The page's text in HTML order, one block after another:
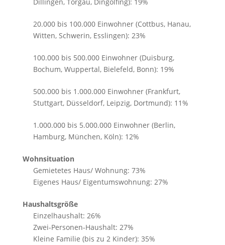
Dillingen, Torgau, Dingolfing): 19%
20.000 bis 100.000 Einwohner (Cottbus, Hanau,
Witten, Schwerin, Esslingen): 23%
100.000 bis 500.000 Einwohner (Duisburg,
Bochum, Wuppertal, Bielefeld, Bonn): 19%
500.000 bis 1.000.000 Einwohner (Frankfurt,
Stuttgart, Düsseldorf, Leipzig, Dortmund): 11%
1.000.000 bis 5.000.000 Einwohner (Berlin,
Hamburg, München, Köln): 12%
Wohnsituation
Gemietetes Haus/ Wohnung: 73%
Eigenes Haus/ Eigentumswohnung: 27%
Haushaltsgröße
Einzelhaushalt: 26%
Zwei-Personen-Haushalt: 27%
Kleine Familie (bis zu 2 Kinder): 35%